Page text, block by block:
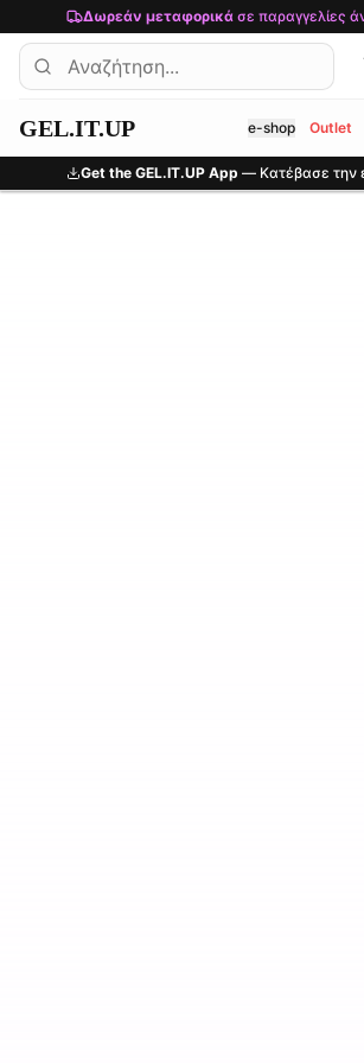
Μετάβαση στο κύριο περιεχόμενο
Δωρεάν μεταφορικάσε παραγγελίες
GEL.IT.UP e-shop Outlet
Get the GEL.IT.UP App — Κατέβασε την